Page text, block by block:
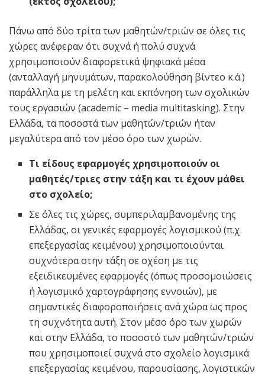
Πάνω από δύο τρίτα των μαθητών/τριών σε όλες τις
χώρες ανέφεραν ότι συχνά ή πολύ συχνά
χρησιμοποιούν διαφορετικά ψηφιακά μέσα
(ανταλλαγή μηνυμάτων, παρακολούθηση βίντεο κ.ά.)
παράλληλα με τη μελέτη και εκπόνηση των σχολικών
τους εργασιών (academic – media multitasking). Στην
Ελλάδα, τα ποσοστά των μαθητών/τριών ήταν
μεγαλύτερα από τον μέσο όρο των χωρών.
Τι είδους εφαρμογές χρησιμοποιούν οι
μαθητές/τριες στην τάξη και τι έχουν μάθει
στο σχολείο;
Σε όλες τις χώρες, συμπεριλαμβανομένης της
Ελλάδας, οι γενικές εφαρμογές λογισμικού (π.χ.
επεξεργασίας κειμένου) χρησιμοποιούνται
συχνότερα στην τάξη σε σχέση με τις
εξειδικευμένες εφαρμογές (όπως προσομοιώσεις
ή λογισμικό χαρτογράφησης εννοιών), με
σημαντικές διαφοροποιήσεις ανά χώρα ως προς
τη συχνότητα αυτή. Στον μέσο όρο των χωρών
και στην Ελλάδα, το ποσοστό των μαθητών/τριών
που χρησιμοποιεί συχνά στο σχολείο λογισμικά
επεξεργασίας κειμένου, παρουσίασης, λογιστικών